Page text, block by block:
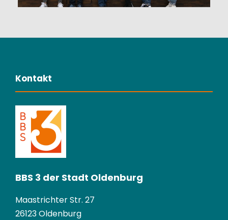
Kontakt
BBS 3 der Stadt Oldenburg
Maastrichter Str. 27
26123 Oldenburg